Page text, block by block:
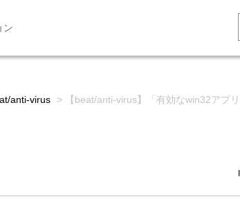
ン
anti-virus >
【beat/anti-virus】「有効なwin32アプ